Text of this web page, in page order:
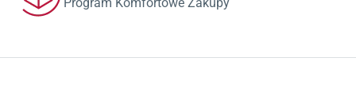
Program Komfortowe Zakupy